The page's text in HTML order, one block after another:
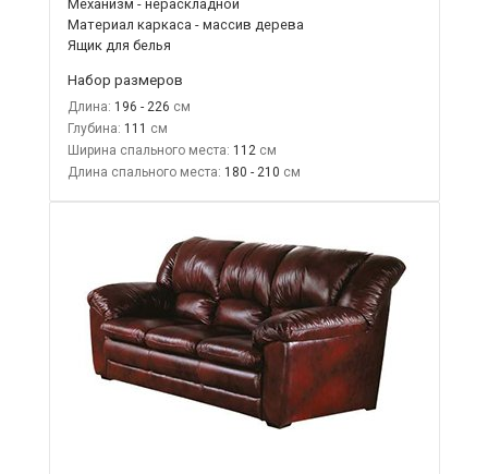
Механизм - нераскладной
Материал каркаса - массив дерева
Ящик для белья
Набор размеров
Длина: 196 - 226
Глубина: 111
Ширина спального места: 112
Длина спального места: 180 - 210